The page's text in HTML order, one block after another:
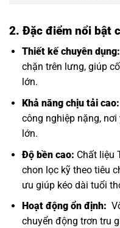
2. Đặc điểm nổi bật
Thiết kế chuyên dụng:
chặn trên lưng, giúp
lớn.
Khả năng chịu tải cao:
công nghiệp nặng,
lớn.
Độ bền cao: Chất liệu
chon lọc kỹ theo tiêu
ưu giúp kéo dài tuổi
Hoạt động ổn định:
chuyển động trơn tru